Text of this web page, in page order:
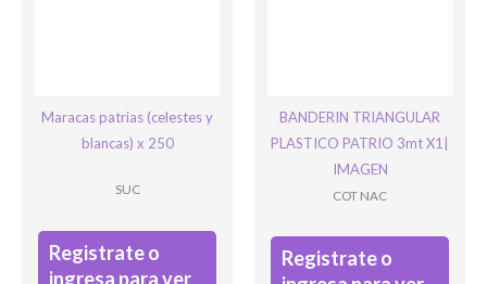
Maracas patrias (celestes y
blancas) x 250
SUC
Registrate o
ingresa para ver
BANDERIN TRIANGULAR
PLASTICO PATRIO 3mt X1|
IMAGEN
COT NAC
Registrate o